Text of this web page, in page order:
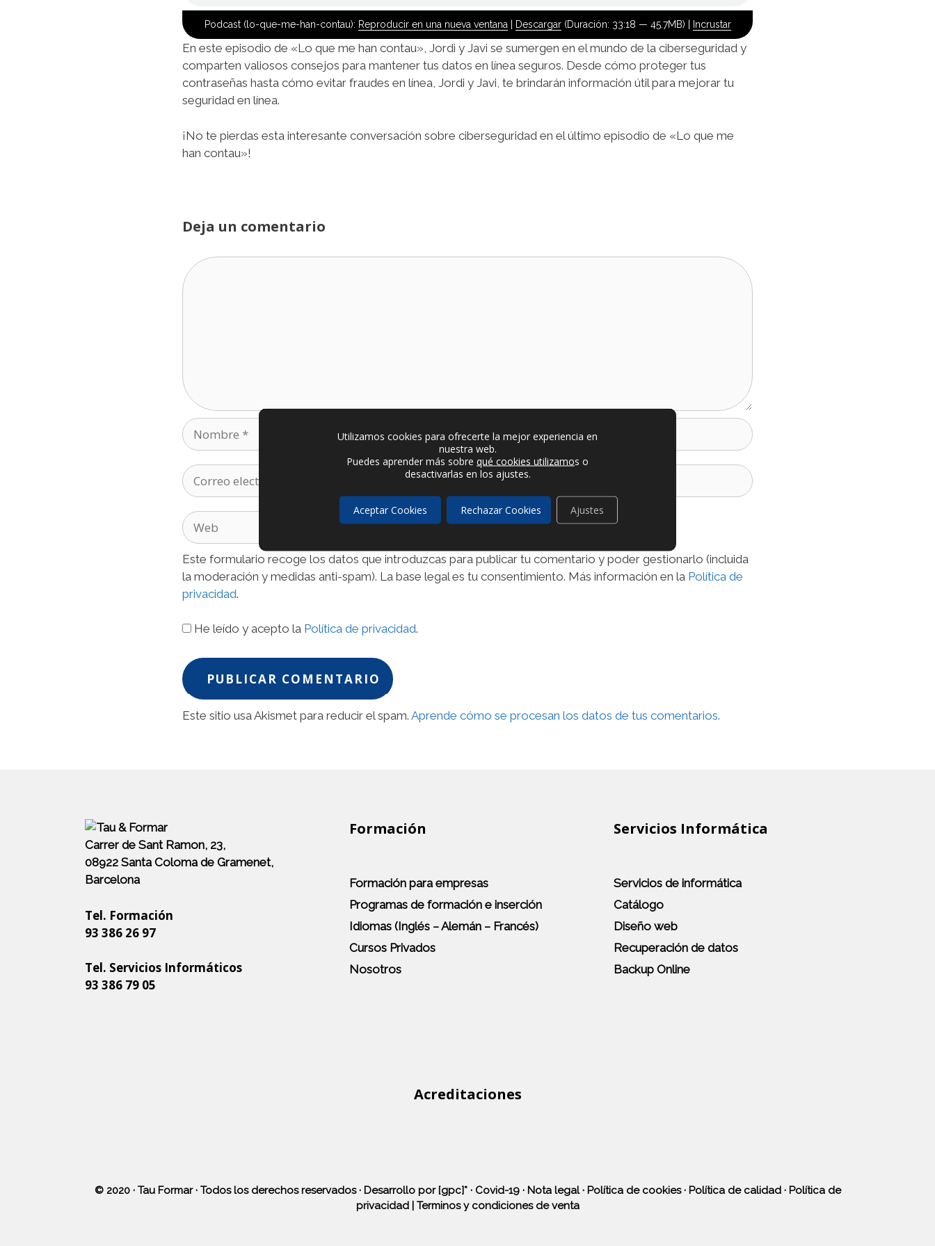
Podcast (lo-que-me-han-contau): Reproducir en una nueva ventana Descargar(Duración: 33:18 — 45.7MB) | Incrustar
En este episodio de «Lo que me han contau», Jordi y Javi se sumergen en el mundo de la ciberseguridad y
comparten valiosos consejos para mantener tus datos en línea seguros. Desde cómo proteger tus
contraseñas hasta cómo evitar fraudes en línea, Jordi y Javi, te brindarán información útil para mejorar tu
seguridad en línea.
¡No te pierdas esta interesante conversación sobre ciberseguridad en el último episodio de «Lo que me
han contau»!
Deja un comentario
Comentario
Nombre
Correo
electrónico
Web
Este formulario recoge los datos que introduzcas para publicar tu comentario y poder gestionarlo (incluida
la moderación y medidas anti-spam). La base legal es tu consentimiento. Más información en la Política de
privacidad.
He leído y acepto la Política de privacidad.
Este sitio usa Akismet para reducir el spam. Aprende cómo se procesan los datos de tus comentarios.
Carrer de Sant Ramon, 23,
08922 Santa Coloma de Gramenet,
Barcelona
Tel. Formación
93 386 26 97
Tel. Servicios Informáticos
93 386 79 05
Formación
Formación para empresas
Programas de formación e inserción
Idiomas (Inglés – Alemán – Francés)
Cursos Privados
Nosotros
Servicios Informática
Servicios de informática
Catálogo
Diseño web
Recuperación de datos
Backup Online
Acreditaciones
© 2020 · Tau Formar· Todos los derechos reservados · Desarrollo por [gpc]* · Covid-19· Nota legal· Política de cookies· Política de calidad· Política de
privacidad| Terminos y condiciones de venta
Utilizamos cookies para ofrecerte la mejor experiencia en
nuestra web.
Puedes aprender más sobre qué cookies utilizamos o
desactivarlas en los ajustes.
Aceptar Cookies Rechazar Cookies Ajustes